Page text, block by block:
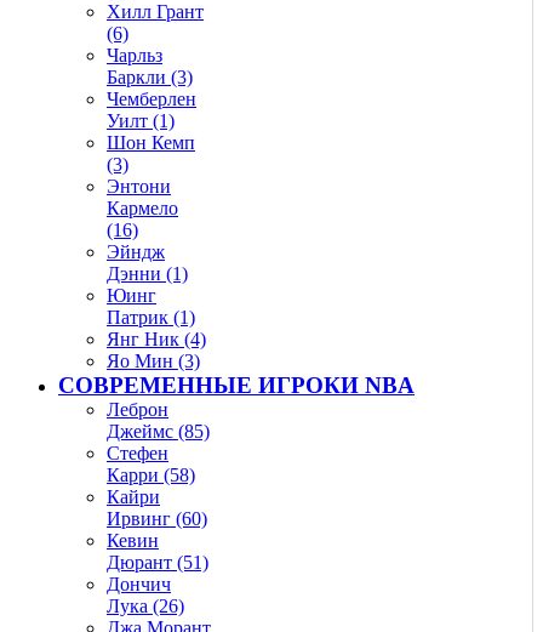
Хилл Грант
(6)
Чарльз
Баркли (3)
Чемберлен
Уилт (1)
Шон Кемп
(3)
Энтони
Кармело
(16)
Эйндж
Дэнни (1)
Юинг
Патрик (1)
Янг Ник (4)
Яо Мин (3)
СОВРЕМЕННЫЕ ИГРОКИ NBA
Леброн
Джеймс (85)
Стефен
Карри (58)
Кайри
Ирвинг (60)
Кевин
Дюрант (51)
Дончич
Лука (26)
Джа Морант